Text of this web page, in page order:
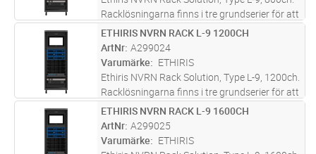
Racklösningarna finns i tre grundserier för att
täcka behov av olika storlekar på
anläggningarna. Dessa är Serie S (Small),
Serie M (Medium) och Serie L (
ST Lägg i kundvagn
ETHIRIS NVRN RACK L-9 1200CH
ArtNr A299024
Varumärke
ETHIRIS
Ethiris NVRN Rack Solution, Type L-9, 1200ch.
Racklösningarna finns i tre grundserier för att
täcka behov av olika storlekar på
anläggningarna. Dessa är Serie S (Small),
Serie M (Medium) och Serie L
ST Lägg i kundvagn
ETHIRIS NVRN RACK L-9 1600CH
ArtNr A299025
Varumärke
ETHIRIS